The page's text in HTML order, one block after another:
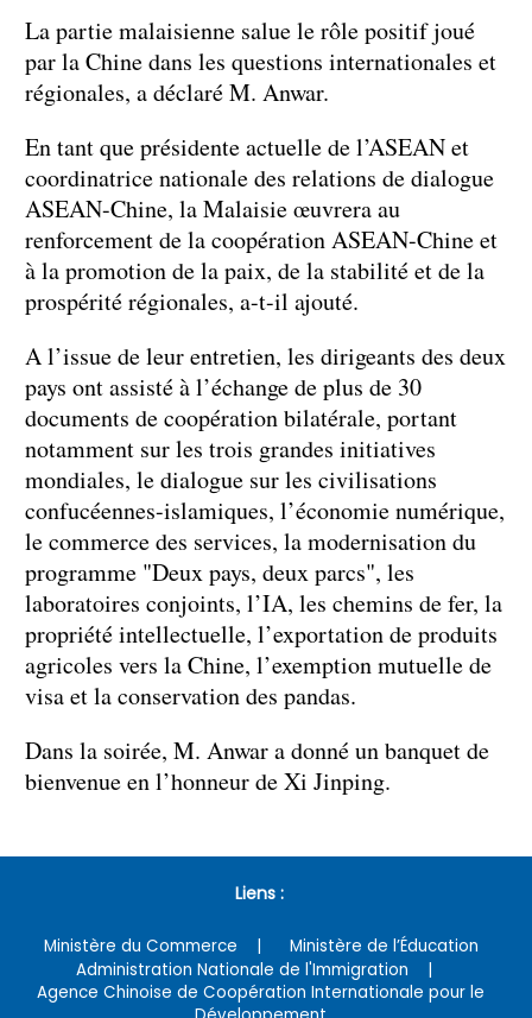
La partie malaisienne salue le rôle positif joué
par la Chine dans les questions internationales et
régionales, a déclaré M. Anwar.
En tant que présidente actuelle de l’ASEAN et
coordinatrice nationale des relations de dialogue
ASEAN-Chine, la Malaisie œuvrera au
renforcement de la coopération ASEAN-Chine et
à la promotion de la paix, de la stabilité et de la
prospérité régionales, a-t-il ajouté.
A l’issue de leur entretien, les dirigeants des deux
pays ont assisté à l’échange de plus de 30
documents de coopération bilatérale, portant
notamment sur les trois grandes initiatives
mondiales, le dialogue sur les civilisations
confucéennes-islamiques, l’économie numérique,
le commerce des services, la modernisation du
programme "Deux pays, deux parcs", les
laboratoires conjoints, l’IA, les chemins de fer, la
propriété intellectuelle, l’exportation de produits
agricoles vers la Chine, l’exemption mutuelle de
visa et la conservation des pandas.
Dans la soirée, M. Anwar a donné un banquet de
bienvenue en l’honneur de Xi Jinping.
Liens :
Ministère du Commerce
Ministère de l’Éducation
Administration Nationale de l'Immigration
Agence Chinoise de Coopération Internationale pour le